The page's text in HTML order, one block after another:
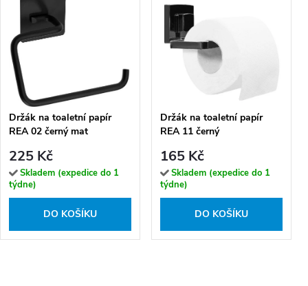
Držák na toaletní papír
REA 02 černý mat
225 Kč
Skladem (expedice do 1
týdne)
DO KOŠÍKU
Držák na toaletní papír
REA 11 černý
165 Kč
Skladem (expedice do 1
týdne)
DO KOŠÍKU